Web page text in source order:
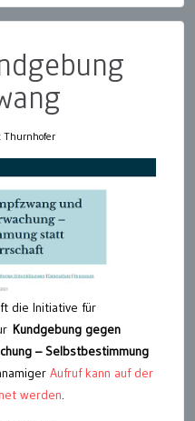
Thurnhofer
die Initiative für
Kundgebung gegen
– Selbstbestimmung
Aufruf kann auf der
werden.